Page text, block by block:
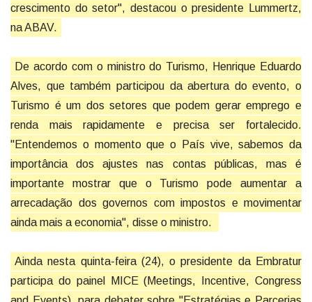
crescimento do setor", destacou o presidente Lummertz,
na ABAV.
De acordo com o ministro do Turismo, Henrique Eduardo
Alves, que também participou da abertura do evento, o
Turismo é um dos setores que podem gerar emprego e
renda mais rapidamente e precisa ser fortalecido.
"Entendemos o momento que o País vive, sabemos da
importância dos ajustes nas contas públicas, mas é
importante mostrar que o Turismo pode aumentar a
arrecadação dos governos com impostos e movimentar
ainda mais a economia", disse o ministro.
Ainda nesta quinta-feira (24), o presidente da Embratur
participa do painel MICE (Meetings, Incentive, Congress